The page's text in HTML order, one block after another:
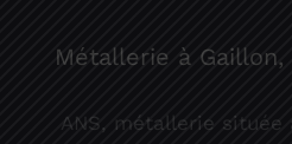
Métallerie à
ANS, métallerie